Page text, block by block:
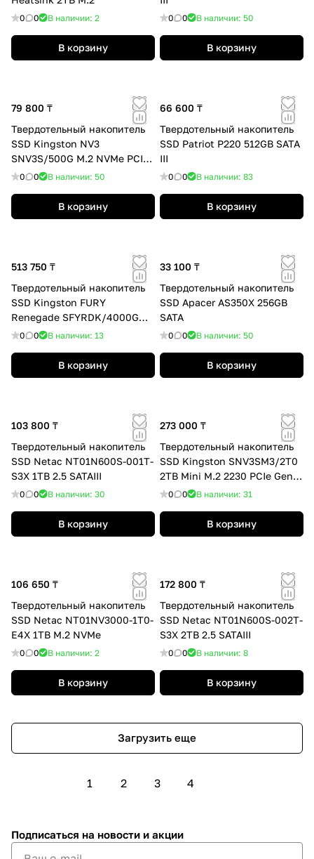
0 0 В наличии: 2
В корзину
0 0 В наличии: 50
В корзину
79 800 ₸
Твердотельный накопитель
SSD Kingston NV3
SNV3S/500G M.2 NVMe PCIe
4.0x4
0 0 В наличии: 50
В корзину
66 600 ₸
Твердотельный накопитель
SSD Patriot P220 512GB SATA
III
0 0 В наличии: 83
В корзину
513 750 ₸
Твердотельный накопитель
SSD Kingston FURY
Renegade SFYRDK/4000G
M.2 NVMe PCIe 4.0 HeatSink
0 0 В наличии: 13
В корзину
33 100 ₸
Твердотельный накопитель
SSD Apacer AS350X 256GB
SATA
0 0 В наличии: 50
В корзину
103 800 ₸
Твердотельный накопитель
SSD Netac NT01N600S-001T-
S3X 1TB 2.5 SATAIII
0 0 В наличии: 30
В корзину
273 000 ₸
Твердотельный накопитель
SSD Kingston SNV3SM3/2T0
2TB Mini M.2 2230 PCIe Gen4
x40 0 В наличии: 31
В корзину
106 650 ₸
Твердотельный накопитель
SSD Netac NT01NV3000-1T0-
E4X 1TB M.2 NVMe
0 0 В наличии: 2
В корзину
172 800 ₸
Твердотельный накопитель
SSD Netac NT01N600S-002T-
S3X 2TB 2.5 SATAIII
0 0 В наличии: 8
В корзину
Загрузить еще
1 2 3 4
Подписаться на новости и акции